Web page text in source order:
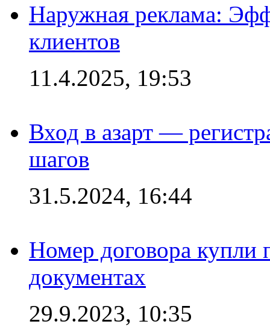
Наружная реклама:
клиентов
11.4.2025, 19:53
Вход в азарт —
шагов
31.5.2024, 16:44
Номер договора купли
документах
29.9.2023, 10:35